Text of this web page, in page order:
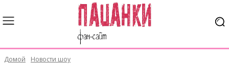
Домой Новости шоу